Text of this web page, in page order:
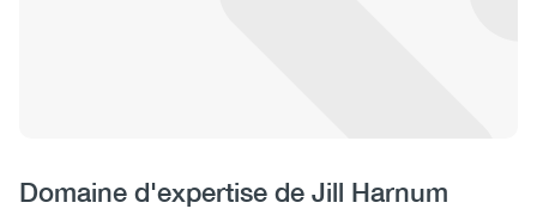
Domaine d'expertise de Jill Harnum